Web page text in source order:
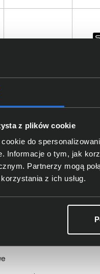
z plików cookie
do
Informacje o tym, jak
Partnerzy mogą
z ich usług.
na dokumencie